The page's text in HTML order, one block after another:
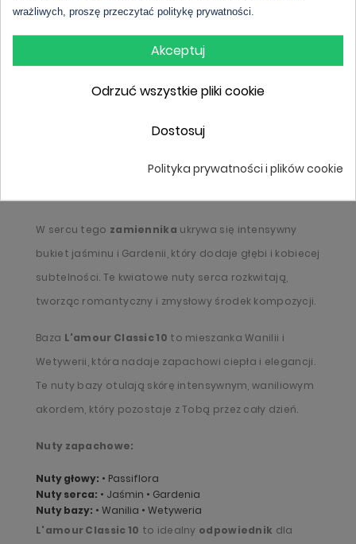
elegancję, oferując niezapomniane doznania
zapachowe.
skomponowaną podróż nutami głowy passiflora,
delikatnie otula skórę, przygotowując zmysły na
W sercu tego zamiennika ukrywa się intensywny
bukiet jaśminu i Gardenii, który dodaje głębi i kobiecej
subtelności. Te kwiatowe nuty serca rozkwitają,
tworząc romantyczny i zmysłowy środek kompozycji.
Baza L'amour Classic 10 to mieszanka Wanilii i
Wetywerii, która nadaje zapachowi ciepła i elegancji.
Te nuty bazy otulają skórę intensywnym, waniliowym
akordem, który pozostaje z Tobą przez cały dzień.
Nuty zapachowe:
Nuty głowy: • Passiflora
Nuty serca: • Jaśmin • Gardenia
Nuty bazy: • Wanilia • Wetyweria
L'amour Classic 10 to idealny odpowiednik dla
wrażliwych, proszę przeczytać politykę prywatności.
Akceptuj
Odrzuć wszystkie pliki cookie
Dostosuj
Polityka prywatności i plików cookie